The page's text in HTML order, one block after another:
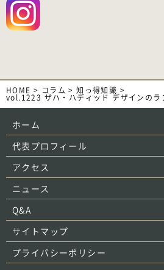
HOME > コラム >知っ得知識 >
vol.1223 ザハ・ハディッド デザインのラ
ホーム
代表プロフィール
アクセス
ニュース
Q&A
サイトマップ
プライバシーポリシー